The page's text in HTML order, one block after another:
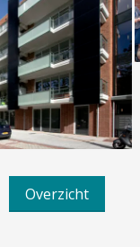
Overzicht